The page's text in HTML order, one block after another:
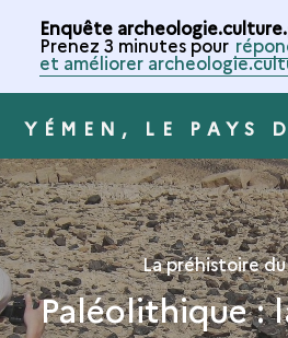
Enquête
Prenez 3 minutes pour
et améliorer
YÉMEN, LE PAYS
La préhistoire
Paléolithique :